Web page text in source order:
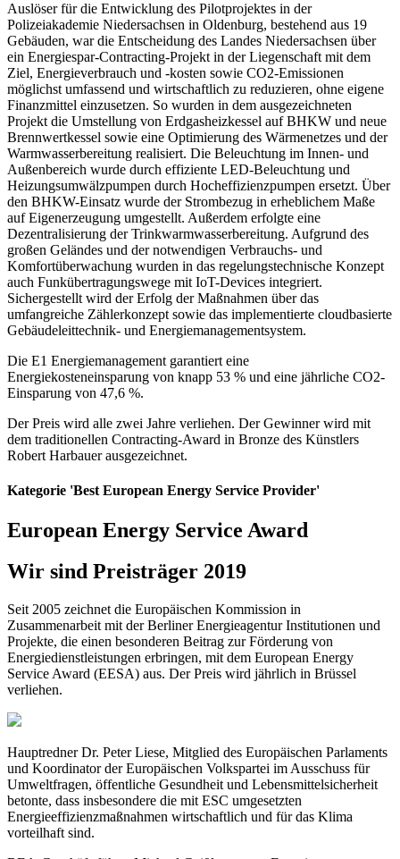
Auslöser für die Entwicklung des Pilotprojektes in der
Polizeiakademie Niedersachsen in Oldenburg, bestehend aus 19
Gebäuden, war die Entscheidung des Landes Niedersachsen über
ein Energiespar-Contracting-Projekt in der Liegenschaft mit dem
Ziel, Energieverbrauch und -kosten sowie CO2-Emissionen
möglichst umfassend und wirtschaftlich zu reduzieren, ohne eigene
Finanzmittel einzusetzen. So wurden in dem ausgezeichneten
Projekt die Umstellung von Erdgasheizkessel auf BHKW und neue
Brennwertkessel sowie eine Optimierung des Wärmenetzes und der
Warmwasserbereitung realisiert. Die Beleuchtung im Innen- und
Außenbereich wurde durch effiziente LED-Beleuchtung und
Heizungsumwälzpumpen durch Hocheffizienzpumpen ersetzt. Über
den BHKW-Einsatz wurde der Strombezug in erheblichem Maße
auf Eigenerzeugung umgestellt. Außerdem erfolgte eine
Dezentralisierung der Trinkwarmwasserbereitung. Aufgrund des
großen Geländes und der notwendigen Verbrauchs- und
Komfortüberwachung wurden in das regelungstechnische Konzept
auch Funkübertragungswege mit IoT-Devices integriert.
Sichergestellt wird der Erfolg der Maßnahmen über das
umfangreiche Zählerkonzept sowie das implementierte cloudbasierte
Gebäudeleittechnik- und Energiemanagementsystem.
Die E1 Energiemanagement garantiert eine
Energiekosteneinsparung von knapp 53 % und eine jährliche CO2-
Einsparung von 47,6 %.
Der Preis wird alle zwei Jahre verliehen. Der Gewinner wird mit
dem traditionellen Contracting-Award in Bronze des Künstlers
Robert Harbauer ausgezeichnet.
Kategorie 'Best European Energy Service Provider'
European Energy Service Award
Wir sind Preisträger 2019
Seit 2005 zeichnet die Europäischen Kommission in
Zusammenarbeit mit der Berliner Energieagentur Institutionen und
Projekte, die einen besonderen Beitrag zur Förderung von
Energiedienstleistungen erbringen, mit dem European Energy
Service Award (EESA) aus. Der Preis wird jährlich in Brüssel
verliehen.
Hauptredner Dr. Peter Liese, Mitglied des Europäischen Parlaments
und Koordinator der Europäischen Volkspartei im Ausschuss für
Umweltfragen, öffentliche Gesundheit und Lebensmittelsicherheit
betonte, dass insbesondere die mit ESC umgesetzten
Energieeffizienzmaßnahmen wirtschaftlich und für das Klima
vorteilhaft sind.